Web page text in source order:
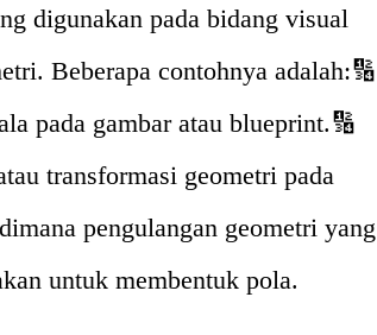
digunakan pada bidang visual
Beberapa contohnya adalah:🔢
pada gambar atau blueprint.🔢
transformasi geometri pada
pengulangan geometri yang
untuk membentuk pola.